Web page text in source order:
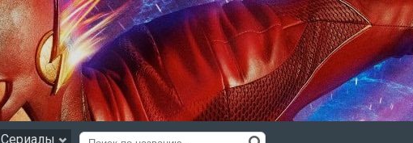
Сериалы